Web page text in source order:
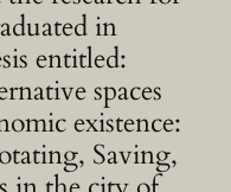
in
entitled:
spaces
existence:
Saving,